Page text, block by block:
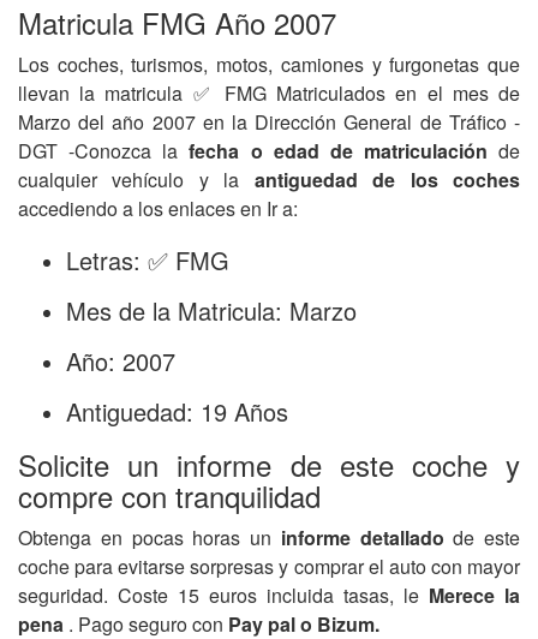
Matricula FMG Año 2007
Los coches, turismos, motos, camiones y furgonetas que
llevan la matricula ✅ FMG Matriculados en el mes de
Marzo del año 2007 en la Dirección General de Tráfico -
DGT -Conozca lafecha o edad de matriculación de
cualquier vehículo y la antiguedad de los coches
accediendo a los enlaces en Ir a:
Letras: ✅ FMG
Mes de la Matricula: Marzo
Año: 2007
Antiguedad: 19 Años
Solicite un informe de este coche y
compre con tranquilidad
Obtenga en pocas horas un informe detalladode este
coche para evitarse sorpresas y comprar el auto con mayor
seguridad. Coste 15 euros incluida tasas, le Merece la
pena . Pago seguro con Pay pal o Bizum.